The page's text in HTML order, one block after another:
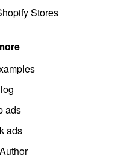
Stores
ads
ads